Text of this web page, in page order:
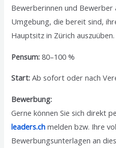
Bewerberinnen und Bewerber
Umgebung, die bereit sind,
Hauptsitz in Zürich auszuüben.
Pensum: 80–100 %
Start: Ab sofort oder nach
Bewerbung:
Gerne können Sie sich direkt
leaders.ch melden bzw. Ihre
Bewerbungsunterlagen an